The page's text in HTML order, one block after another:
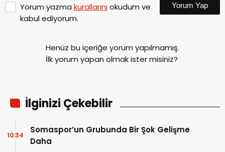
Yorum yazma kurallarınıokudum ve
kabul ediyorum.
Yorum Yap
Henüz bu içeriğe yorum yapılmamış.
İlk yorum yapan olmak ister misiniz?
İlginizi Çekebilir
Somaspor’un Grubunda Bir Şok Gelişme
Daha
10:34